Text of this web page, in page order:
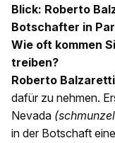
Blick: Roberto
Botschafter in
Wie oft kommen
treiben?
Roberto
dafür zu nehmen.
Nevada
in der Botschaft